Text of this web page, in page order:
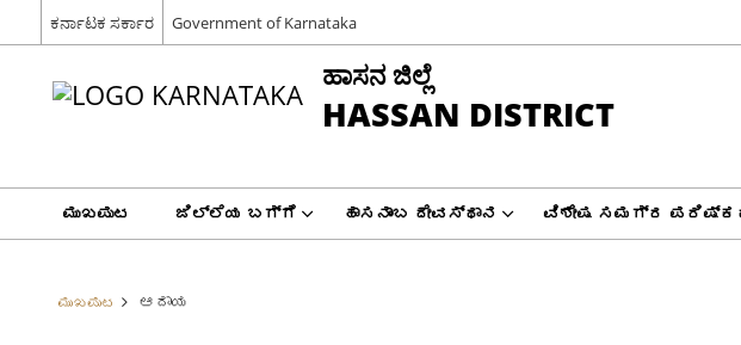
ಕರ್ನಾಟಕ ಸರ್ಕಾರ Government of Karnataka
ಹಾಸನ ಜಿಲ್ಲೆ
HASSAN DISTRICT
ಮುಖಪುಟ ಜಿಲ್ಲೆಯ ಬಗ್ಗೆ ಹಾಸನಾಂಬ ದೇವಸ್ಥಾನ ವಿಶೇಷ ಸಮಗ್ರ
ಮುಖಪುಟ ಆದಾಯ